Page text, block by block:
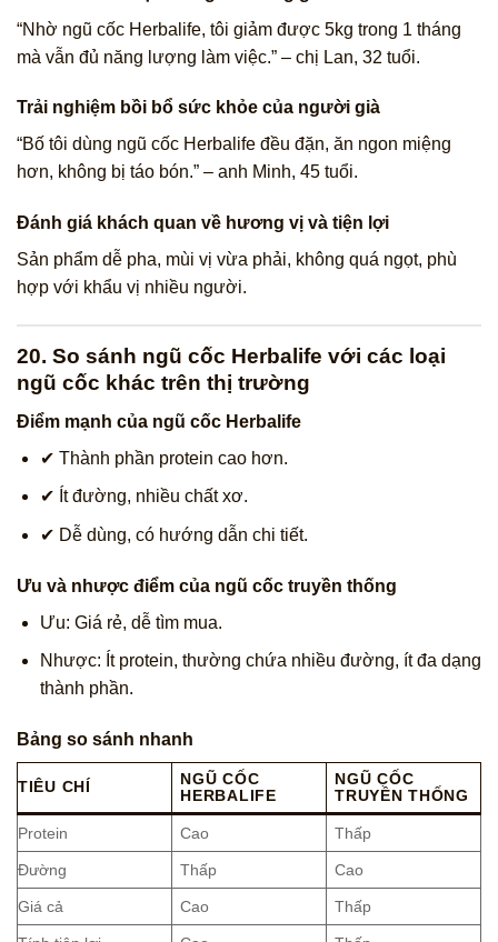
“Nhờ ngũ cốc Herbalife, tôi giảm được 5kg trong 1 tháng
mà vẫn đủ năng lượng làm việc.” – chị Lan, 32 tuổi.
Trải nghiệm bồi bổ sức khỏe của người già
“Bố tôi dùng ngũ cốc Herbalife đều đặn, ăn ngon miệng
hơn, không bị táo bón.” – anh Minh, 45 tuổi.
Đánh giá khách quan về hương vị và tiện lợi
Sản phẩm dễ pha, mùi vị vừa phải, không quá ngọt, phù
hợp với khẩu vị nhiều người.
20. So sánh ngũ cốc Herbalife với các loại
ngũ cốc khác trên thị trường
Điểm mạnh của ngũ cốc Herbalife
✔ Thành phần protein cao hơn.
✔ Ít đường, nhiều chất xơ.
✔ Dễ dùng, có hướng dẫn chi tiết.
Ưu và nhược điểm của ngũ cốc truyền thống
Ưu: Giá rẻ, dễ tìm mua.
Nhược: Ít protein, thường chứa nhiều đường, ít đa dạng
thành phần.
Bảng so sánh nhanh
TIÊU CHÍ
NGŨ CỐC
HERBALIFE
NGŨ CỐC
TRUYỀN THỐNG
Protein Cao Thấp
Đường Thấp Cao
Giá cả Cao Thấp